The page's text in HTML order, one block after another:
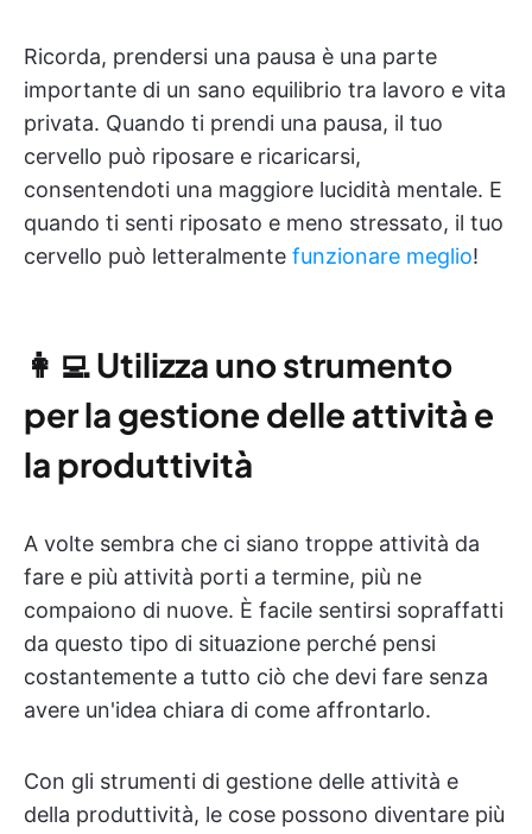
Ricorda, prendersi una pausa è una parte
importante di un sano equilibrio tra lavoro e vita
privata. Quando ti prendi una pausa, il tuo
cervello può riposare e ricaricarsi,
consentendoti una maggiore lucidità mentale. E
quando ti senti riposato e meno stressato, il tuo
cervello può letteralmente funzionare meglio!
👩‍💻Utilizza uno strumento
per la gestione delle attività e
la produttività
A volte sembra che ci siano troppe attività da
fare e più attività porti a termine, più ne
compaiono di nuove. È facile sentirsi sopraffatti
da questo tipo di situazione perché pensi
costantemente a tutto ciò che devi fare senza
avere un'idea chiara di come affrontarlo.
Con gli strumenti di gestione delle attività e
della produttività, le cose possono diventare più